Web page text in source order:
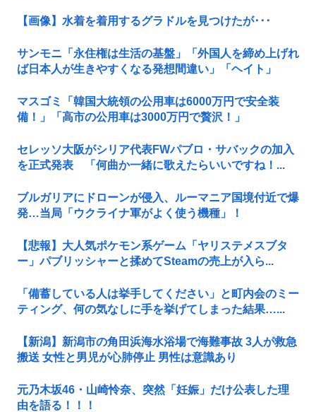
【画像】水着を着用するグラドルを見つけたが･･･
サンモニ「永住権は生活の基盤」「外国人を締め上げれ
ば日本人が生きやすくなる発想間違い」「ヘイト」
マスゴミ「韓国大統領の公用車は6000万円で安全装
備！」「高市の公用車は3000万円で贅沢！」
セレッソ大阪がシリア代表FWパブロ・サバックの加入
を正式発表 「何曲か一緒に歌えたらいいですね！...
ブルガリアにドローンが侵入、ルーマニア国境付近で爆
発…当局「ウクライナ軍がよく使う機種」！
【悲報】大人気ポケモン系ゲーム「ヤリステメスブタ
ー」パブリッシャーと揉めてSteamの売上が入ら...
「備蓄している人は挙手してください」と町内会のミー
ティング、何の気なしに手を挙げてしまった結果…...
【新潟】新潟市の角田浜海水浴場で海難事故 3人が救急
搬送 女性と男児が心肺停止 男性は意識あり
元乃木坂46・山崎怜奈、突然「妊娠」だけ公表した理
由を語る！！！